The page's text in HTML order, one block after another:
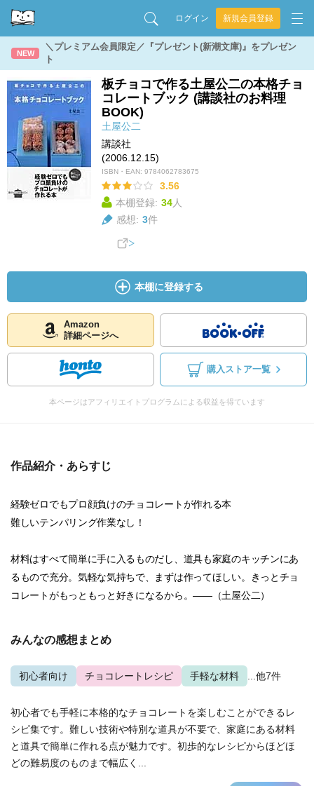
ログイン 新規会員登録
NEW
＼プレミアム会員限定／『プレゼント(新潮文庫)』をプレゼン
ト
板チョコで作る土屋公二の本格チョ
コレートブック (講談社のお料理
BOOK)
土屋公二
講談社
(2006.12.15)
ISBN・EAN: 9784062783675
3.56
本棚登録: 34人
感想: 3件
本棚に登録する
Amazon
詳細ページへ
購入ストア一覧
本ページはアフィリエイトプログラムによる収益を得ています
作品紹介・あらすじ
経験ゼロでもプロ顔負けのチョコレートが作れる本
難しいテンパリング作業なし！
材料はすべて簡単に手に入るものだし、道具も家庭のキッチンにあ
るもので充分。気軽な気持ちで、まずは作ってほしい。きっとチョ
コレートがもっともっと好きになるから。――（土屋公二）
みんなの感想まとめ
初心者向け チョコレートレシピ 手軽な材料 ...他7件
初心者でも手軽に本格的なチョコレートを楽しむことができるレ
シピ集です。難しい技術や特別な道具が不要で、家庭にある材料
と道具で簡単に作れる点が魅力です。初歩的なレシピからほどほ
どの難易度のものまで幅広く...